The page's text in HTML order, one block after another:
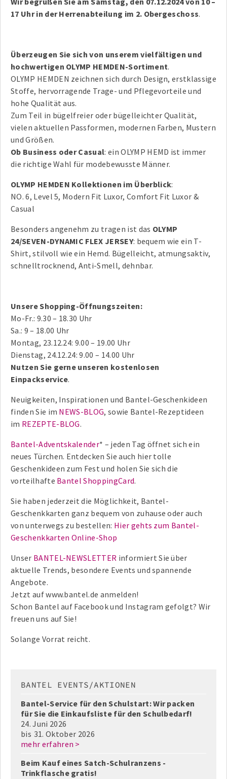
17 Uhr in der Herrenabteilung im 2. Obergeschoss.
Überzeugen Sie sich von unserem vielfältigen und
hochwertigen OLYMP HEMDEN-Sortiment.
OLYMP HEMDEN zeichnen sich durch Design, erstklassige
Stoffe, hervorragende Trage- und Pflegevorteile und
hohe Qualität aus.
Zum Teil in bügelfreier oder bügelleichter Qualität,
vielen aktuellen Passformen, modernen Farben, Mustern
und Größen.
Ob Business oder Casual: ein OLYMP HEMD ist immer
die richtige Wahl für modebewusste Männer.
OLYMP HEMDEN Kollektionen im Überblick:
NO. 6, Level 5, Modern Fit Luxor, Comfort Fit Luxor &
Casual
Besonders angenehm zu tragen ist das OLYMP
24/SEVEN-DYNAMIC FLEX JERSEY: bequem wie ein T-
Shirt, stilvoll wie ein Hemd. Bügelleicht, atmungsaktiv,
schnelltrocknend, Anti-Smell, dehnbar.
Unsere Shopping-Öffnungszeiten:
Mo-Fr.: 9.30 – 18.30 Uhr
Sa.: 9 – 18.00 Uhr
Montag, 23.12.24: 9.00 – 19.00 Uhr
Dienstag, 24.12.24: 9.00 – 14.00 Uhr
Nutzen Sie gerne unseren kostenlosen
Einpackservice.
Neuigkeiten, Inspirationen und Bantel-Geschenkideen
finden Sie im NEWS-BLOG, sowie Bantel-Rezeptideen
im REZEPTE-BLOG.
Bantel-Adventskalender* – jeden Tag öffnet sich ein
neues Türchen. Entdecken Sie auch hier tolle
Geschenkideen zum Fest und holen Sie sich die
vorteilhafte Bantel ShoppingCard.
Sie haben jederzeit die Möglichkeit, Bantel-
Geschenkkarten ganz bequem von zuhause oder auch
von unterwegs zu bestellen: Hier gehts zum Bantel-
Geschenkkarten Online-Shop
Unser BANTEL-NEWSLETTER informiert Sie über
aktuelle Trends, besondere Events und spannende
Angebote.
Jetzt auf www.bantel.de anmelden!
Schon Bantel auf Facebook und Instagram gefolgt? Wir
freuen uns auf Sie!
Solange Vorrat reicht.
BANTEL EVENTS/AKTIONEN
Bantel-Service für den Schulstart: Wir packen
für Sie die Einkaufsliste für den Schulbedarf!
24. Juni 2026
bis 31. Oktober 2026
mehr erfahren >
Beim Kauf eines Satch-Schulranzens -
Trinkflasche gratis!